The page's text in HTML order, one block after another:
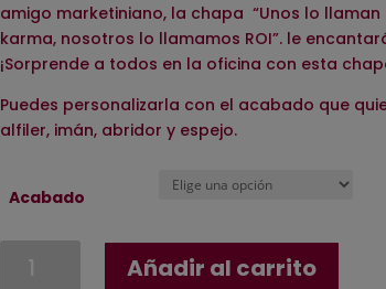
amigo marketiniano, la chapa “Unos lo llaman
karma, nosotros lo llamamos ROI”. le
¡Sorprende a todos en la oficina con esta
Puedes personalizarla con el acabado que
alfiler, imán, abridor y espejo.
Acabado
Unos
Añadir al carrito